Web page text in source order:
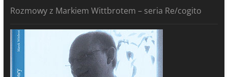
Rozmowy z Markiem Wittbrotem – seria Re/cogito